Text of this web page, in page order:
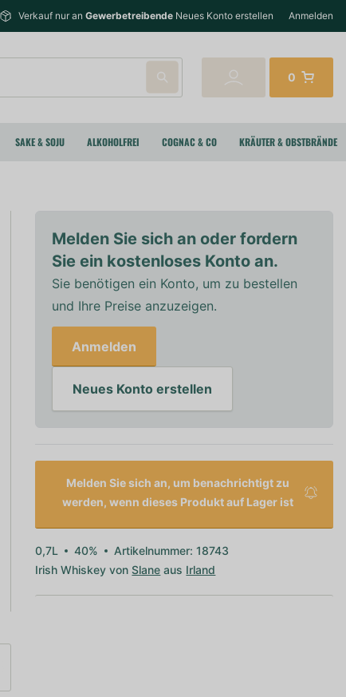
Verkauf nur an Gewerbetreibende Neues Konto erstellen Anmelden
0
SAKE & SOJU ALKOHOLFREI COGNAC & CO KRÄUTER & OBSTBRÄNDE
Melden Sie sich an oder fordern
Sie ein kostenloses Konto an.
Sie benötigen ein Konto, um zu bestellen
und Ihre Preise anzuzeigen.
Anmelden
Neues Konto erstellen
Melden Sie sich an, um benachrichtigt zu
werden, wenn dieses Produkt auf Lager ist
0,7L 40%
Artikelnummer: 18743
Irish Whiskey vonSlane aus Irland